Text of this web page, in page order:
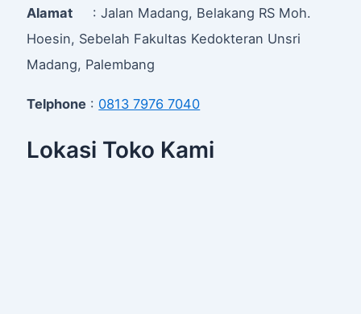
Alamat : Jalan Madang, Belakang RS Moh.
Hoesin, Sebelah Fakultas Kedokteran Unsri
Madang, Palembang
Telphone : 0813 7976 7040
Lokasi Toko Kami